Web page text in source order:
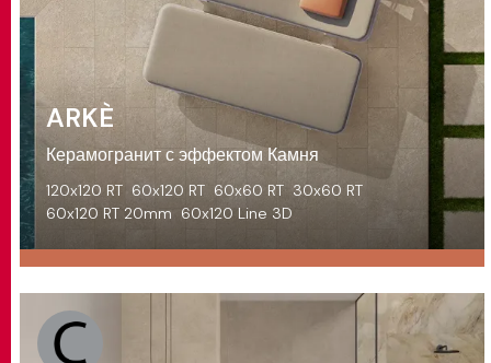
ARKÈ
Керамогранит с эффектом Камня
120x120 RT 60x120 RT 60x60 RT 30x60 RT
60x120 RT 20mm 60x120 Line 3D